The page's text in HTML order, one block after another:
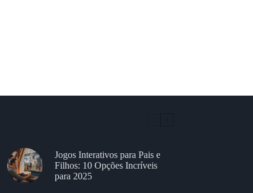
Jogos Interativos para Pais e
Filhos: 10 Opções Incríveis
para 2025